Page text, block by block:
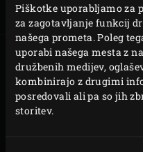
Piškotke uporabljamo za
za zagotavljanje funkcij
našega prometa. Poleg
uporabi našega mesta z
družbenih medijev,
kombinirajo z drugimi
posredovali ali pa so jih
storitev.
NADZOR
TEMPERATURE